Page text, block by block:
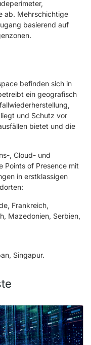
ab. Mehrschichtige
basierend auf
befinden sich in
ein geografisch
und Schutz vor
bietet und die
, Cloud- und
Points of Presence mit
in erstklassigen
Frankreich,
Mazedonien, Serbien,
Singapur.